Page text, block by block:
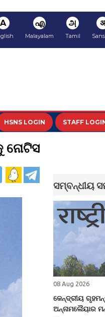
A എ
Malayalam
அ
Tamil
HSNS LOGIN STAFF
ନୋଟିସ
ସମ୍ବନ୍ଧୀୟ
08 Aug 2026
କେନ୍ଦ୍ରୀୟ
ଅନ୍ନାମଲୈୟାର